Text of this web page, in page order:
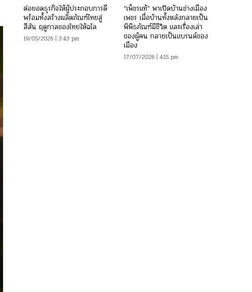
ต่อยอดธุรกิจให้ผู้ประกอบการดี
พร้อมทั้งสร้างผลิตภัณฑ์ไทยสู่
สีสัน ฤดูกาลของไทยให้ฉไล
19/05/2026 | 3:43 pm
“เพ็ชรแท้” พาเปิดบ้านช่างเมือง
เพชร เมื่อบ้านทั้งหลังกลายเป็น
พิพิธภัณฑ์มีชีวิต และเรื่องเล่า
ของผู้คน กลายเป็นแบรนด์ของ
เมือง
17/07/2026 | 4:15 pm